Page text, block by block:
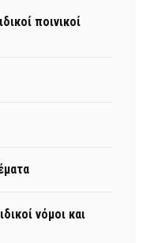
ποινικοί
νόμοι και